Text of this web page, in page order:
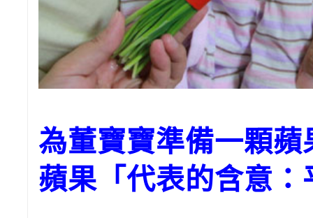
為董寶寶準備一顆
蘋果「代表的含意：